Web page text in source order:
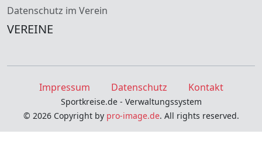
Datenschutz im Verein
VEREINE
Impressum Datenschutz Kontakt
Sportkreise.de - Verwaltungssystem
© 2026 Copyright by pro-image.de. All rights reserved.